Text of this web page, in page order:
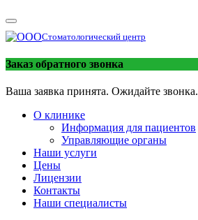
Стоматологический центр
Заказ обратного звонка
Ваша заявка принята. Ожидайте звонка.
О клинике
Информация для пациентов
Управляющие органы
Наши услуги
Цены
Лицензии
Контакты
Наши специалисты